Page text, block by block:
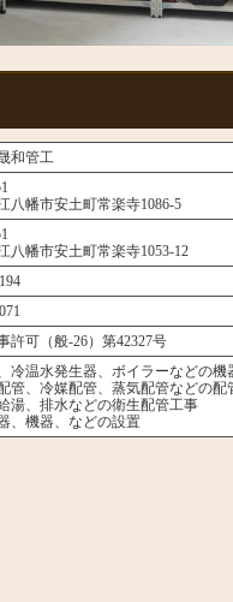
和管工
八幡市安土町常楽寺1086-5
八幡市安土町常楽寺1053-12
許可（般-26）第42327号
冷温水発生器、ボイラーなどの機
管、冷媒配管、蒸気配管などの配
湯、排水などの衛生配管工事
、機器、などの設置